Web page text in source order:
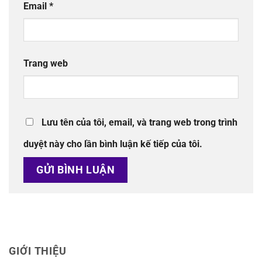
Email *
Trang web
Lưu tên của tôi, email, và trang web trong trình
duyệt này cho lần bình luận kế tiếp của tôi.
GIỚI THIỆU